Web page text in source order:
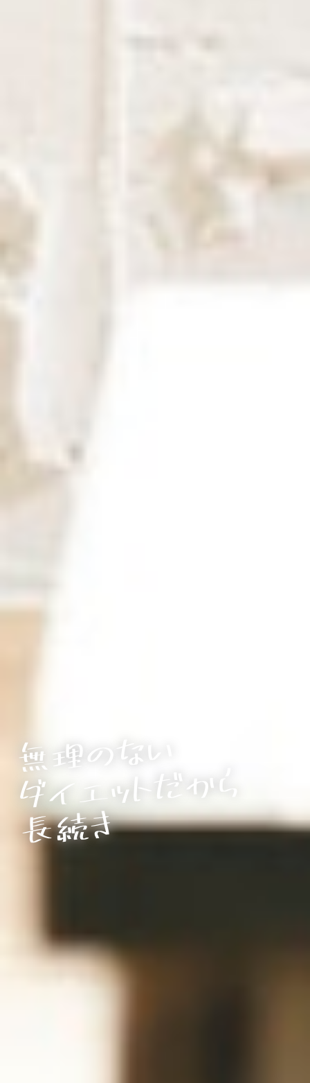
無
理
の
な
い
ダ
イ
エット
だ
から
長
続き